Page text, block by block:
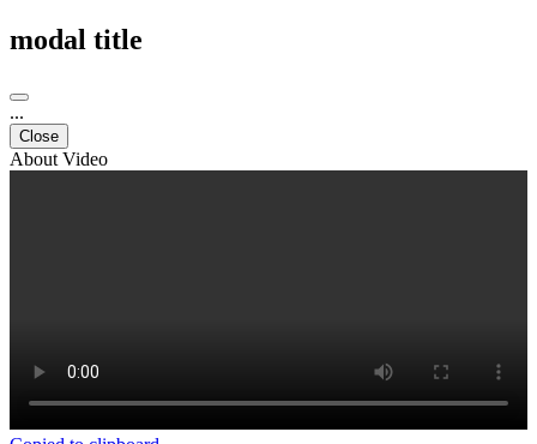
modal title
...
Close
About Video